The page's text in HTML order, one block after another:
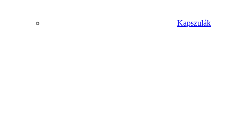
Kapszulák